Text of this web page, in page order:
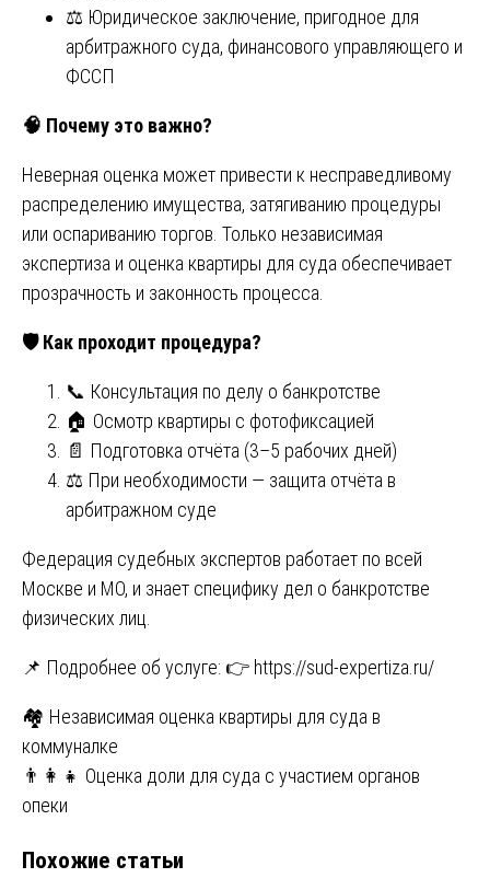
⚖️ Юридическое заключение, пригодное для
арбитражного суда, финансового управляющего и
ФССП
🧠 Почему это важно?
Неверная оценка может привести к несправедливому
распределению имущества, затягиванию процедуры
или оспариванию торгов. Только независимая
экспертиза и оценка квартиры для суда обеспечивает
прозрачность и законность процесса.
🛡️ Как проходит процедура?
📞 Консультация по делу о банкротстве
🏠 Осмотр квартиры с фотофиксацией
📄 Подготовка отчёта (3–5 рабочих дней)
⚖️ При необходимости — защита отчёта в
арбитражном суде
Федерация судебных экспертов работает по всей
Москве и МО, и знает специфику дел о банкротстве
физических лиц.
📌 Подробнее об услуге: 👉 https://sud-expertiza.ru/
Навигация
по
записям
🏘️ Независимая оценка квартиры для суда в
коммуналке
👨‍👩‍👧 Оценка доли для суда с участием органов
опеки
Похожие статьи